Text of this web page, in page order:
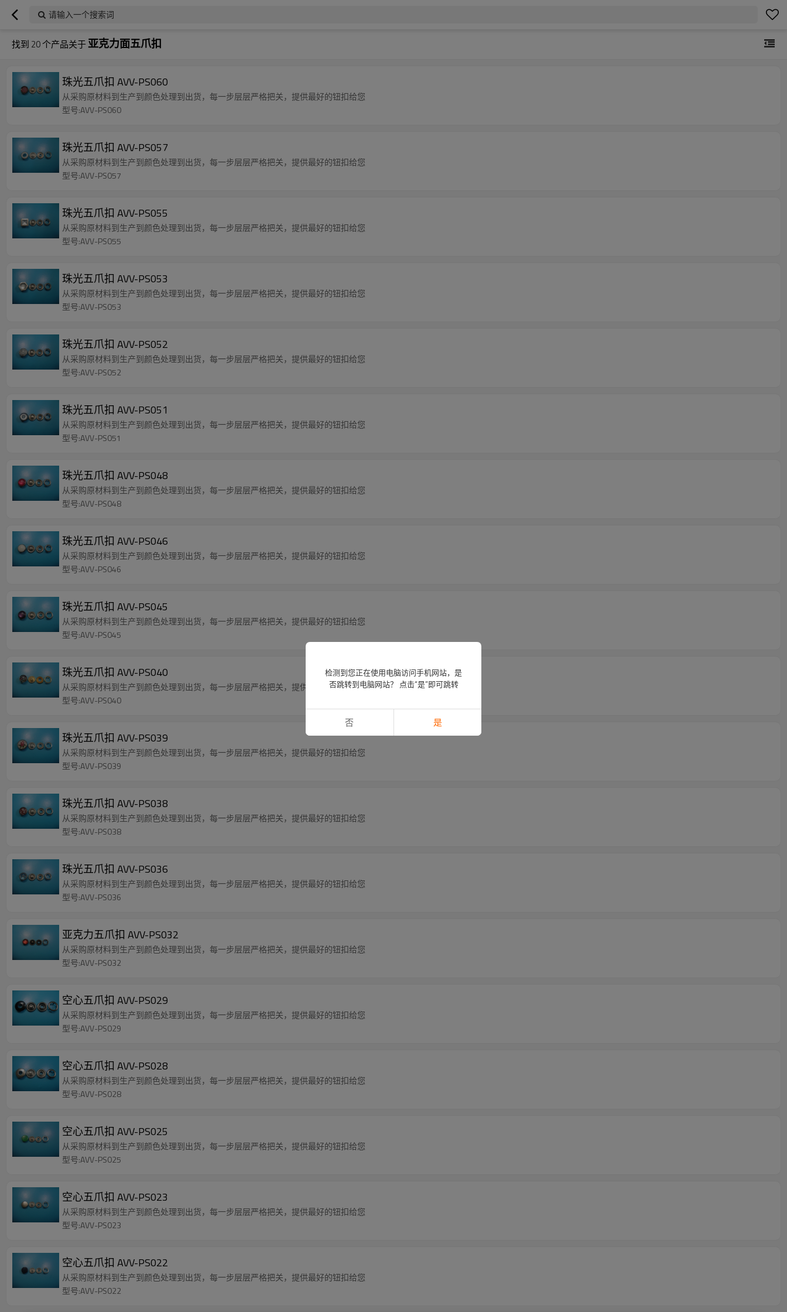
请输入一个搜索词
找到 20个产品关于亚克力面五爪扣
珠光五爪扣 AVV-PS060
从采购原材料到生产到颜色处理到出货，每一步层层严格把关，提供最好的钮扣给您
型号:AVV-PS060
珠光五爪扣 AVV-PS057
从采购原材料到生产到颜色处理到出货，每一步层层严格把关，提供最好的钮扣给您
型号:AVV-PS057
珠光五爪扣 AVV-PS055
从采购原材料到生产到颜色处理到出货，每一步层层严格把关，提供最好的钮扣给您
型号:AVV-PS055
珠光五爪扣 AVV-PS053
从采购原材料到生产到颜色处理到出货，每一步层层严格把关，提供最好的钮扣给您
型号:AVV-PS053
珠光五爪扣 AVV-PS052
从采购原材料到生产到颜色处理到出货，每一步层层严格把关，提供最好的钮扣给您
型号:AVV-PS052
珠光五爪扣 AVV-PS051
从采购原材料到生产到颜色处理到出货，每一步层层严格把关，提供最好的钮扣给您
型号:AVV-PS051
珠光五爪扣 AVV-PS048
从采购原材料到生产到颜色处理到出货，每一步层层严格把关，提供最好的钮扣给您
型号:AVV-PS048
珠光五爪扣 AVV-PS046
从采购原材料到生产到颜色处理到出货，每一步层层严格把关，提供最好的钮扣给您
型号:AVV-PS046
珠光五爪扣 AVV-PS045
从采购原材料到生产到颜色处理到出货，每一步层层严格把关，提供最好的钮扣给您
型号:AVV-PS045
珠光五爪扣 AVV-PS040
从采购原材料到生产到颜色处理到出货，每一步层层严格把关，提供最好的钮扣给您
型号:AVV-PS040
珠光五爪扣 AVV-PS039
从采购原材料到生产到颜色处理到出货，每一步层层严格把关，提供最好的钮扣给您
型号:AVV-PS039
珠光五爪扣 AVV-PS038
从采购原材料到生产到颜色处理到出货，每一步层层严格把关，提供最好的钮扣给您
型号:AVV-PS038
珠光五爪扣 AVV-PS036
从采购原材料到生产到颜色处理到出货，每一步层层严格把关，提供最好的钮扣给您
型号:AVV-PS036
亚克力五爪扣 AVV-PS032
从采购原材料到生产到颜色处理到出货，每一步层层严格把关，提供最好的钮扣给您
型号:AVV-PS032
空心五爪扣 AVV-PS029
从采购原材料到生产到颜色处理到出货，每一步层层严格把关，提供最好的钮扣给您
型号:AVV-PS029
空心五爪扣 AVV-PS028
从采购原材料到生产到颜色处理到出货，每一步层层严格把关，提供最好的钮扣给您
型号:AVV-PS028
空心五爪扣 AVV-PS025
从采购原材料到生产到颜色处理到出货，每一步层层严格把关，提供最好的钮扣给您
型号:AVV-PS025
空心五爪扣 AVV-PS023
从采购原材料到生产到颜色处理到出货，每一步层层严格把关，提供最好的钮扣给您
型号:AVV-PS023
空心五爪扣 AVV-PS022
从采购原材料到生产到颜色处理到出货，每一步层层严格把关，提供最好的钮扣给您
型号:AVV-PS022
检测到您正在使用电脑访问手机网站，是
否跳转到电脑网站？ 点击“是”即可跳转
否 是